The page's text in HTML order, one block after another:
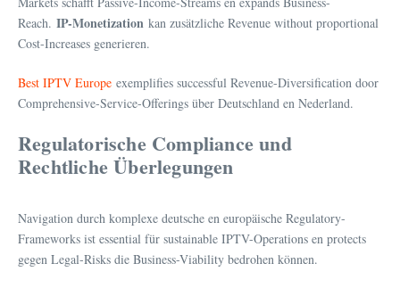
Reach. IP-Monetization kan zusätzliche Revenue without proportional
Cost-Increases generieren.
Best IPTV Europe exemplifies successful Revenue-Diversification door
Comprehensive-Service-Offerings über Deutschland en Nederland.
Regulatorische Compliance und
Rechtliche Überlegungen
Navigation durch komplexe deutsche en europäische Regulatory-
Frameworks ist essential für sustainable IPTV-Operations en protects
gegen Legal-Risks die Business-Viability bedrohen können.